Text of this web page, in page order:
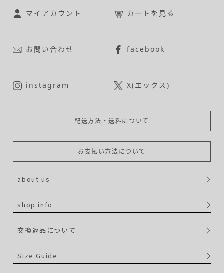
マイアカウント カートを見る
お問い合わせ facebook
instagram X(エックス)
配送方法・送料について
お支払い方法について
about us
shop info
交換返品について
Size Guide